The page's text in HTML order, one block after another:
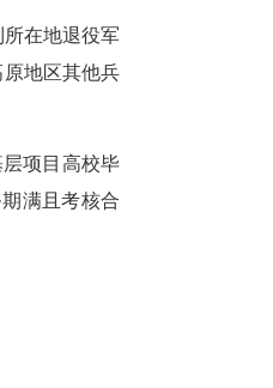
在地退役军
地区其他兵
项目高校毕
满且考核合